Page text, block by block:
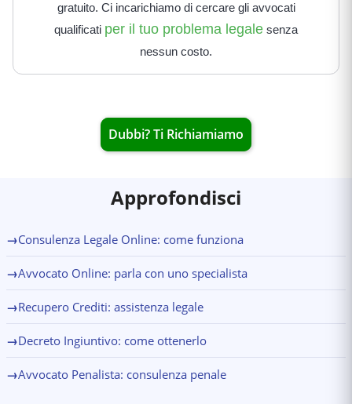
gratuito. Ci incarichiamo di cercare gli avvocati
qualificati per il tuo problema legale senza
nessun costo.
Dubbi? Ti Richiamiamo
Approfondisci
→Consulenza Legale Online: come funziona
→Avvocato Online: parla con uno specialista
→Recupero Crediti: assistenza legale
→Decreto Ingiuntivo: come ottenerlo
→Avvocato Penalista: consulenza penale